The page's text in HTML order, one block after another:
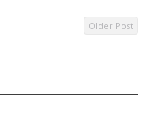
Older Post